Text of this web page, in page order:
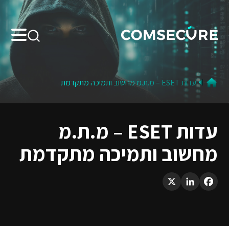
Search:
עדות ESET – מ.ת.מ מחשוב ותמיכה מתקדמת
עדות ESET – מ.ת.מ
מחשוב ותמיכה מתקדמת
Facebook
LinkedIn
X